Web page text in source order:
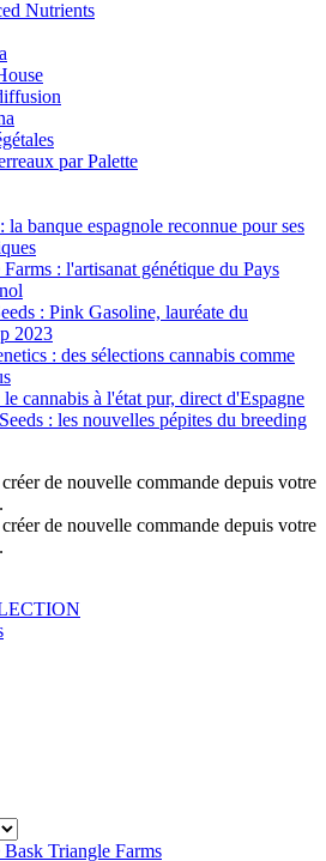
Nutrients
par Palette
la banque espagnole reconnue pour ses
: l'artisanat génétique du Pays
: Pink Gasoline, lauréate du
2023
: des sélections cannabis comme
cannabis à l'état pur, direct d'Espagne
: les nouvelles pépites du breeding
de nouvelle commande depuis votre
de nouvelle commande depuis votre